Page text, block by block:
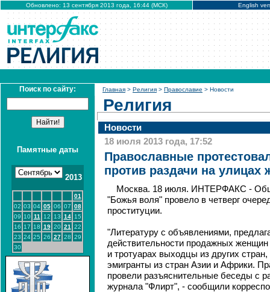
Обновлено: 13 сентября 2013 года, 16:44 (МСК) English
Поиск по сайту:
Памятные даты
2013
01
02 03 04 05 06 07 08
09 10 11 12 13 14 15
16 17 18 19 20 21
22
23 24 25 26 27 28 29
30
Главная > Религия > Православие > Новости
Религия
Новости
18 июля 2013 года, 17:52
Православные
против раздачи на
Москва. 18 июля. ИНТЕРФАКС -
"Божья воля" провело в четверг
проституции.
"Литературу с объявлениями,
действительности продажных женщин
и тротуарах выходцы из других
эмигранты из стран Азии и Африки.
провели разъяснительные беседы с
журнала "Флирт", - сообщили